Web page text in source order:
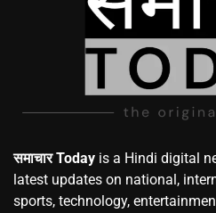
समाचार Today is a Hindi digital
latest updates on national,
sports, technology,